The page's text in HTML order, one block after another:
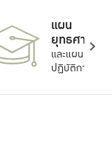
แผน
ยุทธศาสตร์
และแผน
ปฏิบัติการ